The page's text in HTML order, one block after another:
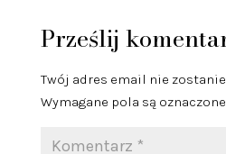
Prześlij
Twój adres email nie
Wymagane pola są oznaczone